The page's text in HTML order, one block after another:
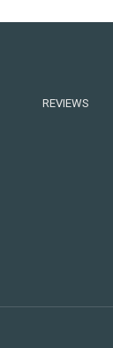
REVIEWS